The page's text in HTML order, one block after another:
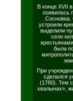
В конце XVII
появилось
Сосновка.
устроили
выделили
село
была
При
сделался
(1780). Тем
хвалынах»,